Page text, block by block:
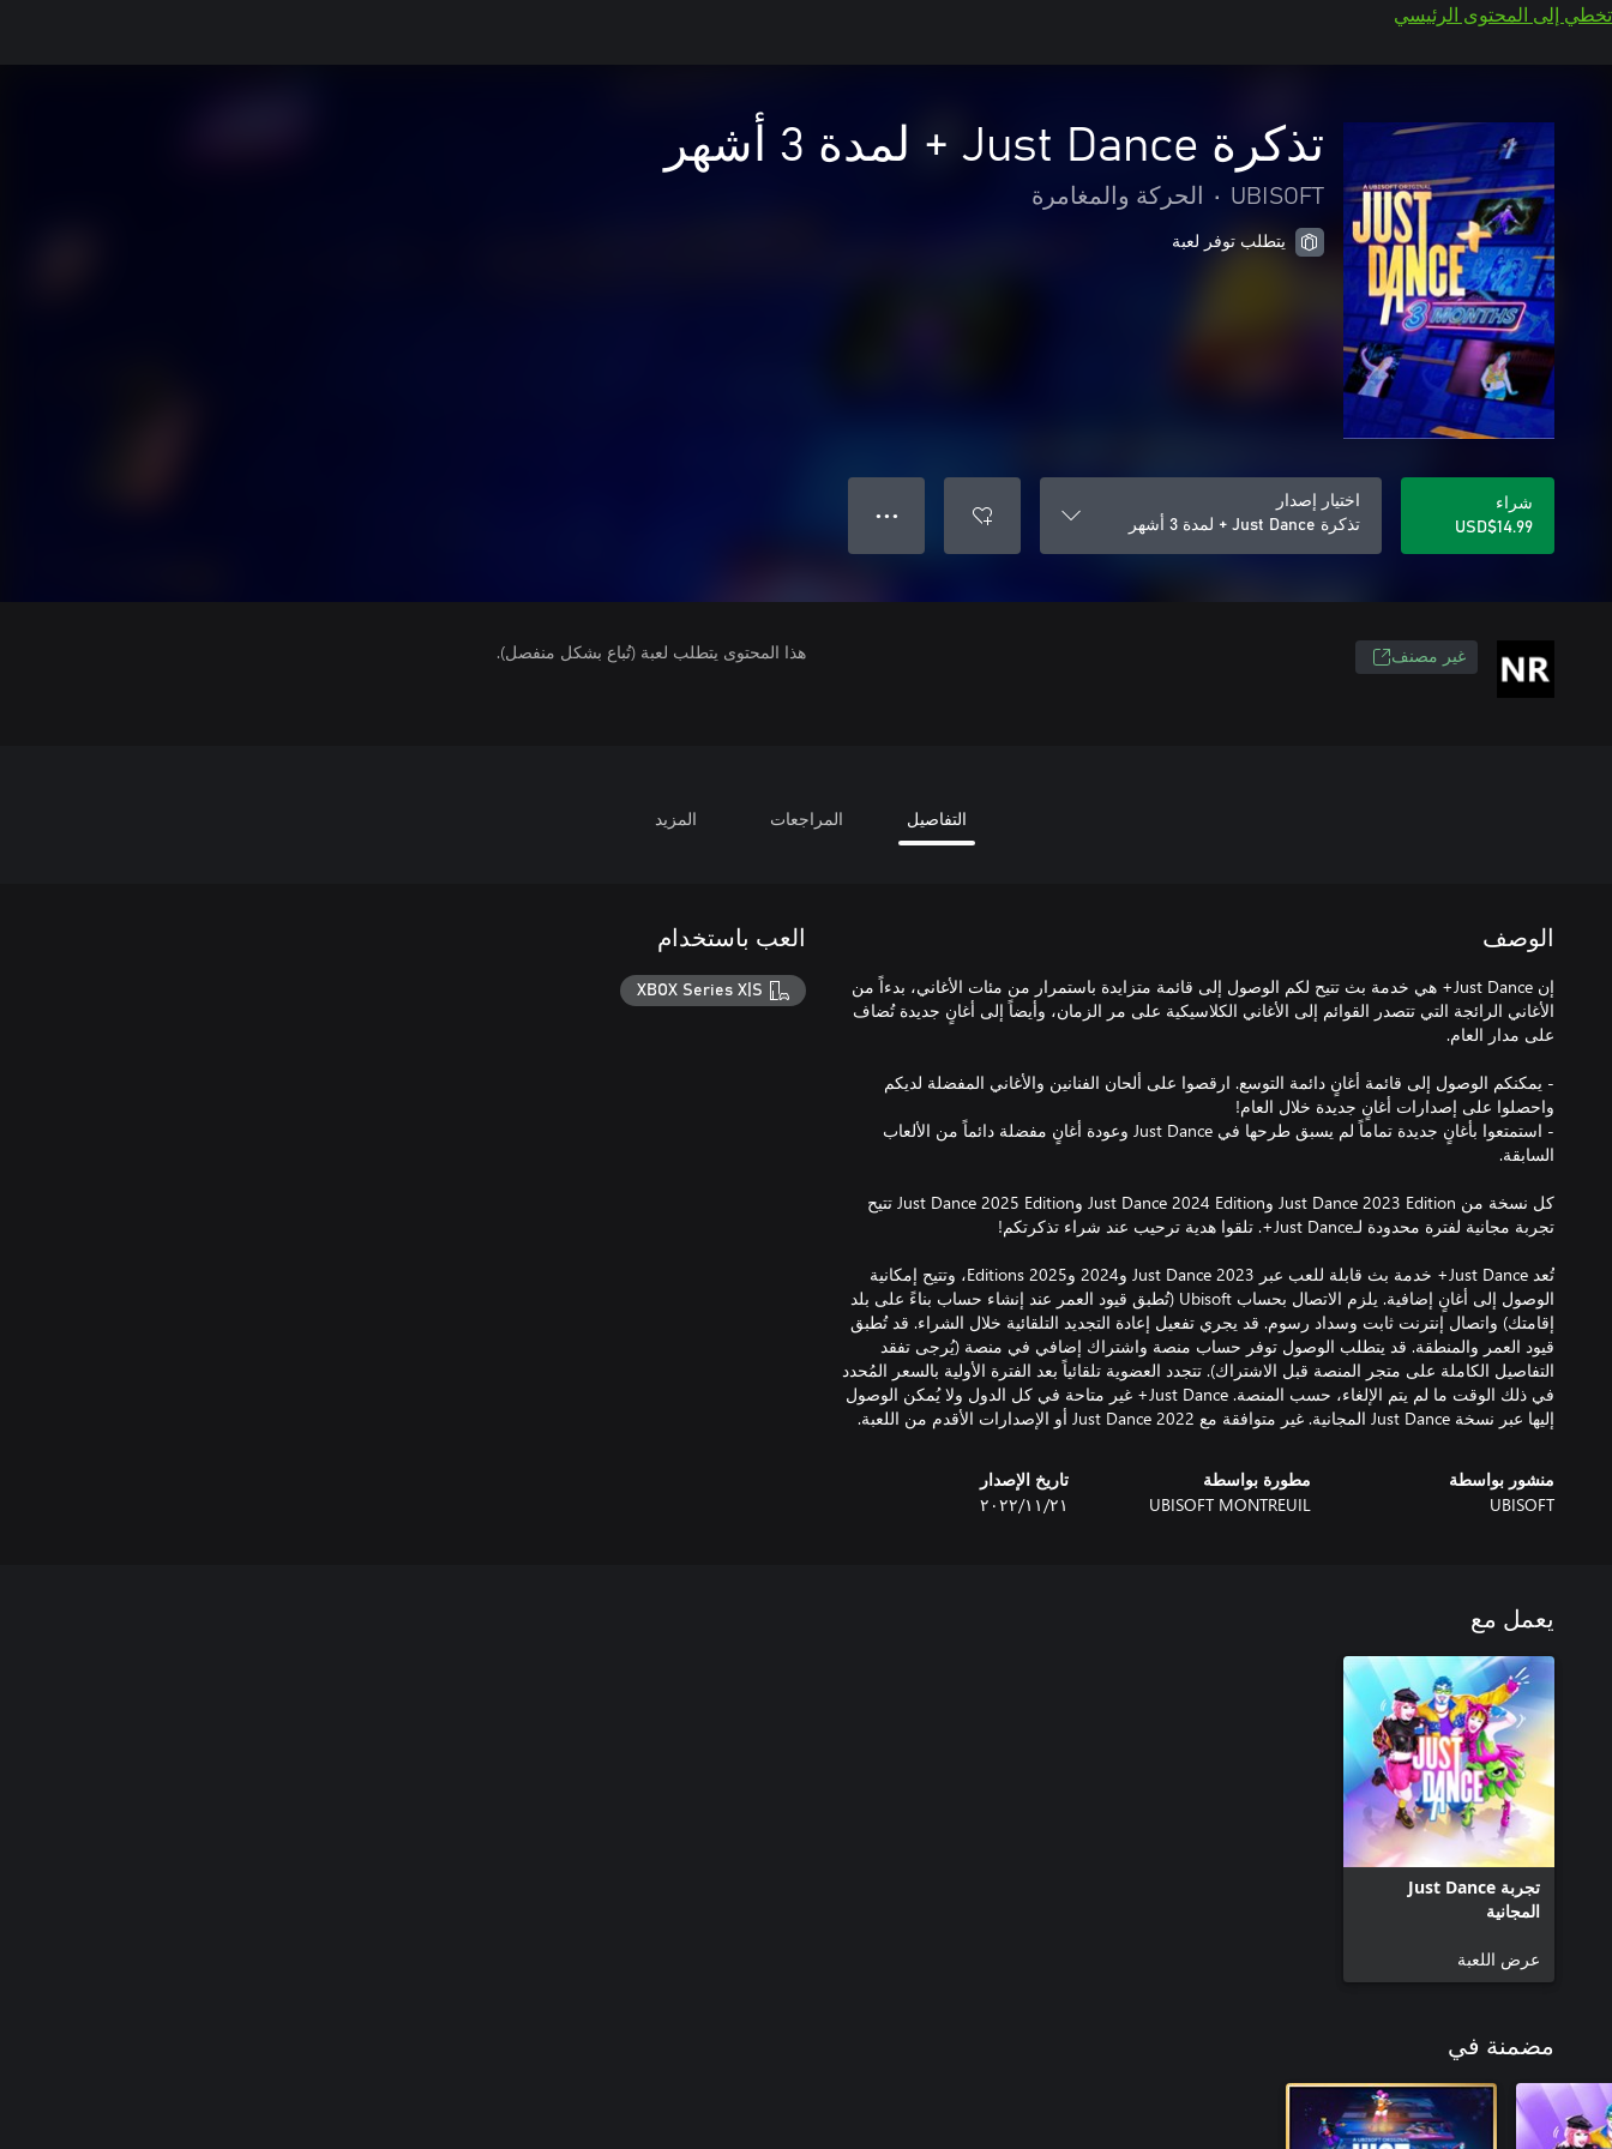
تخطي إلى المحتوى الرئيسي
تذكرة Just Dance + لمدة 3 أشهر
UBISOFT
• الحركة والمغامرة
يتطلب توفر لعبة
شراء
USD$14.99
اختيار إصدار
تذكرة Just Dance + لمدة 3 أشهر
● ● ●
غير مصنف هذا المحتوى يتطلب لعبة (تُباع بشكل منفصل).
التفاصيل المراجعات المزيد
الوصف
إن Just Dance+ هي خدمة بث تتيح لكم الوصول إلى قائمة متزايدة باستمرار من مئات الأغاني، بدءاً من
الأغاني الرائجة التي تتصدر القوائم إلى الأغاني الكلاسيكية على مر الزمان، وأيضاً إلى أغانٍ جديدة تُضاف
- يمكنكم الوصول إلى قائمة أغانٍ دائمة التوسع. ارقصوا على ألحان الفنانين والأغاني المفضلة لديكم
- استمتعوا بأغانٍ جديدة تماماً لم يسبق طرحها في Just Dance وعودة أغانٍ مفضلة دائماً من الألعاب
كل نسخة من Just Dance 2023 Edition وJust Dance 2024 Edition وJust Dance 2025 Edition تتيح
تُعد Just Dance+ خدمة بث قابلة للعب عبر Just Dance 2023 و2024 و2025 Editions، وتتيح إمكانية
الوصول إلى أغانٍ إضافية. يلزم الاتصال بحساب Ubisoft (تُطبق قيود العمر عند إنشاء حساب بناءً على بلد
إقامتك) واتصال إنترنت ثابت وسداد رسوم. قد يجري تفعيل إعادة التجديد التلقائية خلال الشراء. قد تُطبق
قيود العمر والمنطقة. قد يتطلب الوصول توفر حساب منصة واشتراك إضافي في منصة (يُرجى تفقد
التفاصيل الكاملة على متجر المنصة قبل الاشتراك). تتجدد العضوية تلقائياً بعد الفترة الأولية بالسعر المُحدد
في ذلك الوقت ما لم يتم الإلغاء، حسب المنصة. Just Dance+ غير متاحة في كل الدول ولا يُمكن الوصول
إليها عبر نسخة Just Dance المجانية. غير متوافقة مع Just Dance 2022 أو الإصدارات الأقدم من اللعبة.
منشور بواسطة
UBISOFT
مطورة بواسطة
UBISOFT MONTREUIL
تاريخ الإصدار
٢١‏/١١‏/٢٠٢٢
العب باستخدام
XBOX Series X|S
يعمل مع
تجربة Just Dance
المجانية
عرض اللعبة
مضمنة في